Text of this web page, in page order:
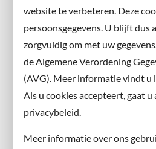
website te verbeteren. Deze
persoonsgegevens. U blijft dus
zorgvuldig om met uw
de Algemene Verordening
(AVG). Meer informatie vindt u
Als u cookies accepteert, gaat
privacybeleid.
Meer informatie over ons
Facebook
X
Instagram
Contact met de
Contact